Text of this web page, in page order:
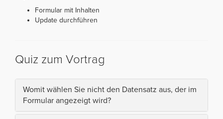
Formular mit Inhalten
Update durchführen
Quiz zum Vortrag
Womit wählen Sie nicht den Datensatz aus, der im
Formular angezeigt wird?